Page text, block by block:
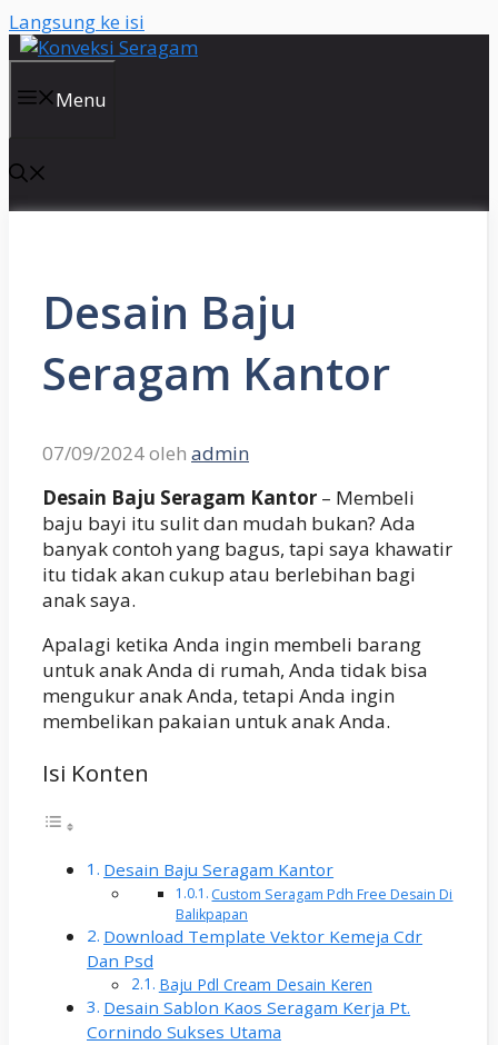
Langsung ke isi
Menu
Desain Baju
Seragam Kantor
07/09/2024oleh admin
Desain Baju Seragam Kantor – Membeli
baju bayi itu sulit dan mudah bukan? Ada
banyak contoh yang bagus, tapi saya khawatir
itu tidak akan cukup atau berlebihan bagi
anak saya.
Apalagi ketika Anda ingin membeli barang
untuk anak Anda di rumah, Anda tidak bisa
mengukur anak Anda, tetapi Anda ingin
membelikan pakaian untuk anak Anda.
Isi Konten
Desain Baju Seragam Kantor
Custom Seragam Pdh Free Desain Di
Balikpapan
Download Template Vektor Kemeja Cdr
Dan Psd
Baju Pdl Cream Desain Keren
Desain Sablon Kaos Seragam Kerja Pt.
Cornindo Sukses Utama